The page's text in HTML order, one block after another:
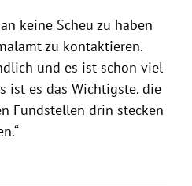
keine Scheu zu haben
zu kontaktieren.
und es ist schon viel
ist es das Wichtigste, die
Fundstellen drin stecken